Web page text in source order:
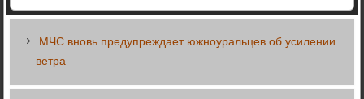
МЧС вновь предупреждает южноуральцев об усилении
ветра